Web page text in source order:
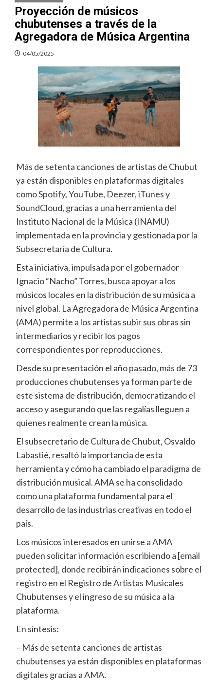
Proyección de músicos
chubutenses a través de la
Agregadora de Música Argentina
04/05/2025
Más de setenta canciones de artistas de Chubut
ya están disponibles en plataformas digitales
como Spotify, YouTube, Deezer, iTunes y
SoundCloud, gracias a una herramienta del
Instituto Nacional de la Música (INAMU)
implementada en la provincia y gestionada por la
Subsecretaría de Cultura.
Esta iniciativa, impulsada por el gobernador
Ignacio “Nacho” Torres, busca apoyar a los
músicos locales en la distribución de su música a
nivel global. La Agregadora de Música Argentina
(AMA) permite a los artistas subir sus obras sin
intermediarios y recibir los pagos
correspondientes por reproducciones.
Desde su presentación el año pasado, más de 73
producciones chubutenses ya forman parte de
este sistema de distribución, democratizando el
acceso y asegurando que las regalías lleguen a
quienes realmente crean la música.
El subsecretario de Cultura de Chubut, Osvaldo
Labastié, resaltó la importancia de esta
herramienta y cómo ha cambiado el paradigma de
distribución musical. AMA se ha consolidado
como una plataforma fundamental para el
desarrollo de las industrias creativas en todo el
país.
Los músicos interesados en unirse a AMA
pueden solicitar información escribiendo a [email
protected], donde recibirán indicaciones sobre el
registro en el Registro de Artistas Musicales
Chubutenses y el ingreso de su música a la
plataforma.
En síntesis:
– Más de setenta canciones de artistas
chubutenses ya están disponibles en plataformas
digitales gracias a AMA.